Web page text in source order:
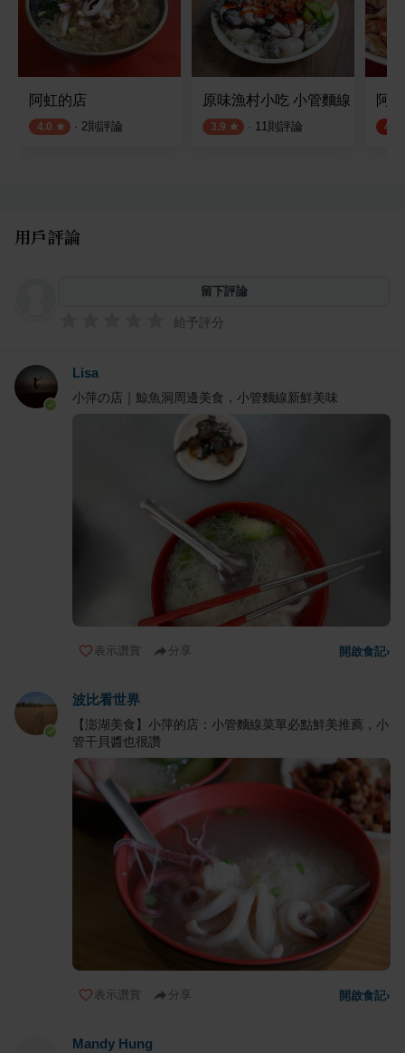
阿虹的店
4.0 · 2則評論
原味漁村小吃 小管麵線
3.9 · 11則評論
阿
4.5
用戶評論
留下評論
給予評分
Lisa
小萍の店｜鯨魚洞周邊美食，小管麵線新鮮美味
表示讚賞 分享 開啟食記›
波比看世界
【澎湖美食】小萍的店：小管麵線菜單必點鮮美推薦，小
管干貝醬也很讚
表示讚賞 分享 開啟食記›
Mandy Hung